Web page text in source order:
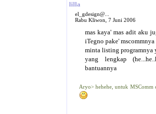
lilla
el_gdesign@...
Rabu Kliwon, 7 Juni 2006
mas kaya' mas adit aku
iTegno pake'
minta listing programnya
yang lengkap
bantuannya
Aryo> hehehe, untuk